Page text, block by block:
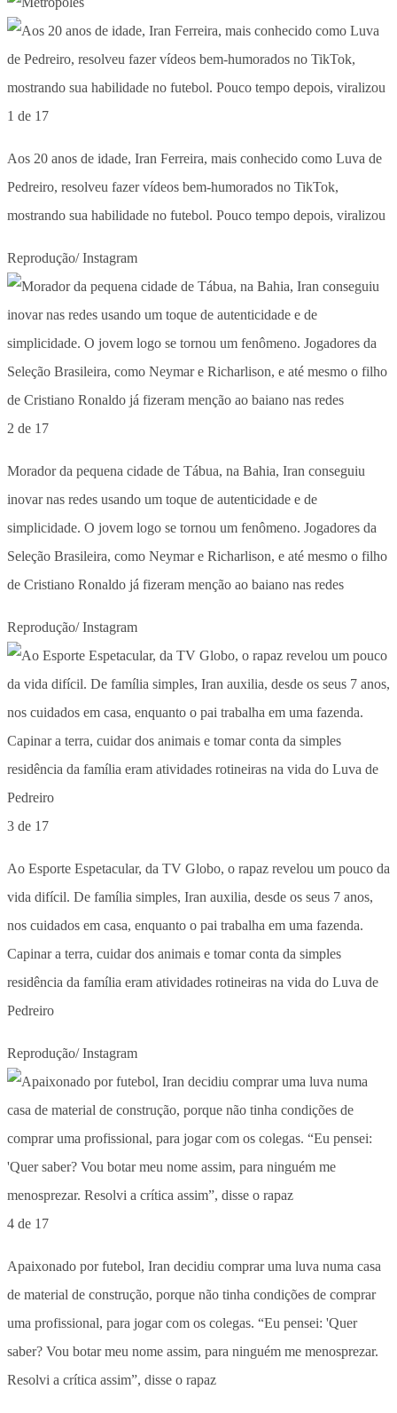
1 de 17
Aos 20 anos de idade, Iran Ferreira, mais conhecido como Luva de
Pedreiro, resolveu fazer vídeos bem-humorados no TikTok,
mostrando sua habilidade no futebol. Pouco tempo depois, viralizou
Reprodução/ Instagram
2 de 17
Morador da pequena cidade de Tábua, na Bahia, Iran conseguiu
inovar nas redes usando um toque de autenticidade e de
simplicidade. O jovem logo se tornou um fenômeno. Jogadores da
Seleção Brasileira, como Neymar e Richarlison, e até mesmo o filho
de Cristiano Ronaldo já fizeram menção ao baiano nas redes
Reprodução/ Instagram
3 de 17
Ao Esporte Espetacular, da TV Globo, o rapaz revelou um pouco da
vida difícil. De família simples, Iran auxilia, desde os seus 7 anos,
nos cuidados em casa, enquanto o pai trabalha em uma fazenda.
Capinar a terra, cuidar dos animais e tomar conta da simples
residência da família eram atividades rotineiras na vida do Luva de
Pedreiro
Reprodução/ Instagram
4 de 17
Apaixonado por futebol, Iran decidiu comprar uma luva numa casa
de material de construção, porque não tinha condições de comprar
uma profissional, para jogar com os colegas. “Eu pensei: 'Quer
saber? Vou botar meu nome assim, para ninguém me menosprezar.
Resolvi a crítica assim”, disse o rapaz